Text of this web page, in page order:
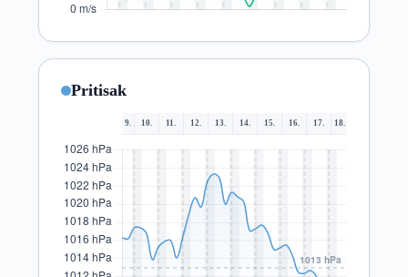
Pritisak
9. 10. 11. 12. 13. 14. 15. 16. 17. 18.